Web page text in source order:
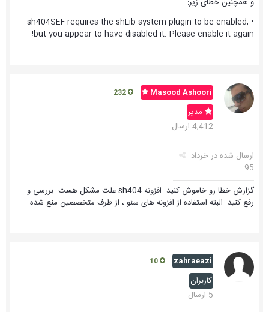
• sh404SEF requires the shLib system plugin to be enabled,
but you appear to have disabled it. Please enable it again!
Masood Ashoori
مدیر
4,412 ارسال
ارسال شده درخرداد
95
گزارش خطا رو خاموش کنید. افزونه sh404 علت مشکل هست. بررسی و
رفع کنید. البته استفاده از افزونه های سئو ، از طرف متخصصین منع شده
zahraeazi
کاربران
5 ارسال